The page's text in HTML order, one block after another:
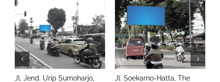
Jl. Jend. Urip Sumoharjo,
Jl. Soekarno-Hatta, The